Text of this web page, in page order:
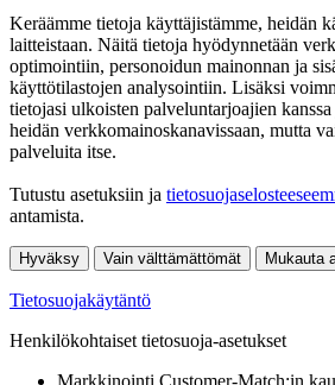
Keräämme tietoja käyttäjistämme, heidän
laitteistaan. Näitä tietoja hyödynnetään
optimointiin, personoidun mainonnan ja
käyttötilastojen analysointiin. Lisäksi
tietojasi ulkoisten palveluntarjoajien
heidän verkkomainoskanavissaan, mutta
palveluita itse.
Tutustu asetuksiin ja
antamista.
Hyväksy Vain välttämättömät Mukauta
Tietosuojakäytäntö
Henkilökohtaiset tietosuoja-asetukset
Markkinointi Customer-Match:in